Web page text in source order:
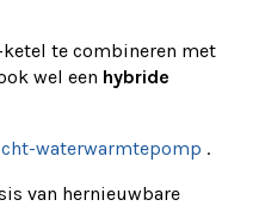
te combineren met
wel een hybride
waterwarmtepomp .
van hernieuwbare